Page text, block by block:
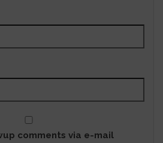
comments via e-mail